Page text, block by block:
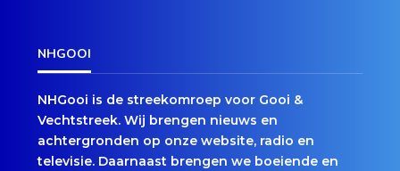
NHGOOI
NHGooi is de streekomroep voor Gooi &
Vechtstreek. Wij brengen nieuws en
achtergronden op onze website, radio en
televisie. Daarnaast brengen we boeiende en